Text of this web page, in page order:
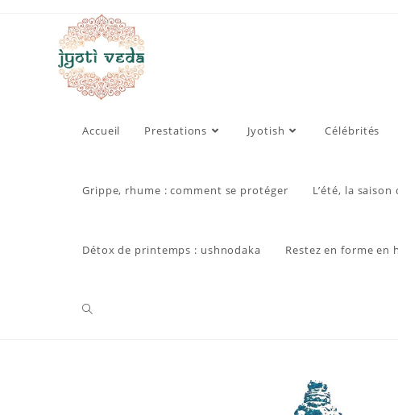
Accueil Prestations Jyotish Célébrités
Grippe, rhume : comment se protéger L’été, la
Détox de printemps : ushnodaka Restez en forme en